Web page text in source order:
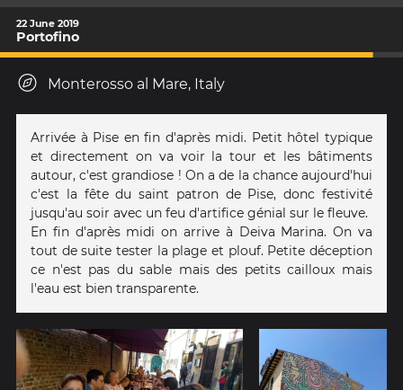
22 June 2019
Portofino
Monterosso al Mare, Italy
Arrivée à Pise en fin d'après midi. Petit hôtel typique
et directement on va voir la tour et les bâtiments
autour, c'est grandiose ! On a de la chance aujourd'hui
c'est la fête du saint patron de Pise, donc festivité
jusqu'au soir avec un feu d'artifice génial sur le fleuve.
En fin d'après midi on arrive à Deiva Marina. On va
tout de suite tester la plage et plouf. Petite déception
ce n'est pas du sable mais des petits cailloux mais
l'eau est bien transparente.